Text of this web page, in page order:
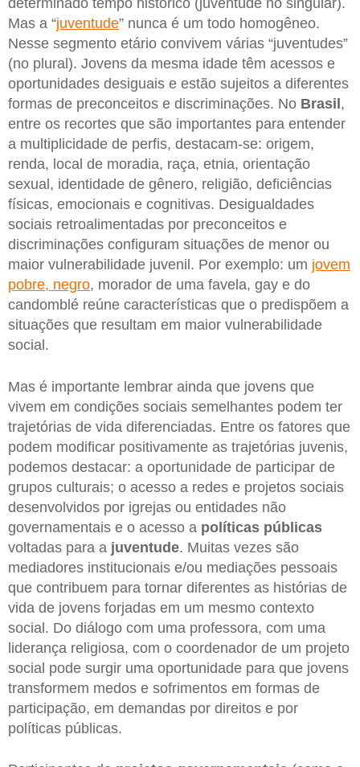
determinado tempo histórico (juventude no singular).
Mas a “juventude” nunca é um todo homogêneo.
Nesse segmento etário convivem várias “juventudes”
(no plural). Jovens da mesma idade têm acessos e
oportunidades desiguais e estão sujeitos a diferentes
formas de preconceitos e discriminações. No Brasil ,
entre os recortes que são importantes para entender
a multiplicidade de perfis, destacam-se: origem,
renda, local de moradia, raça, etnia, orientação
sexual, identidade de gênero, religião, deficiências
físicas, emocionais e cognitivas. Desigualdades
sociais retroalimentadas por preconceitos e
discriminações configuram situações de menor ou
maior vulnerabilidade juvenil. Por exemplo: um jovem
pobre, negro, morador de uma favela, gay e do
candomblé reúne características que o predispõem a
situações que resultam em maior vulnerabilidade
social.
Mas é importante lembrar ainda que jovens que
vivem em condições sociais semelhantes podem ter
trajetórias de vida diferenciadas. Entre os fatores que
podem modificar positivamente as trajetórias juvenis,
podemos destacar: a oportunidade de participar de
grupos culturais; o acesso a redes e projetos sociais
desenvolvidos por igrejas ou entidades não
governamentais e o acesso a políticas públicas
voltadas para a juventude. Muitas vezes são
mediadores institucionais e/ou mediações pessoais
que contribuem para tornar diferentes as histórias de
vida de jovens forjadas em um mesmo contexto
social. Do diálogo com uma professora, com uma
liderança religiosa, com o coordenador de um projeto
social pode surgir uma oportunidade para que jovens
transformem medos e sofrimentos em formas de
participação, em demandas por direitos e por
políticas públicas.